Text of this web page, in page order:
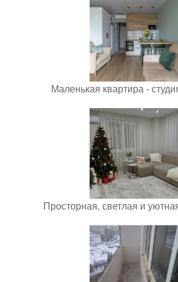
Маленькая квартира -
Просторная, светлая и